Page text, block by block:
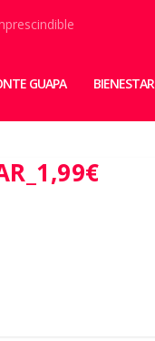
GUAPA BIENESTAR